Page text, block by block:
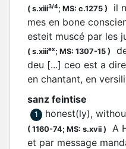
( s.xiii3/4; MS: c.1275 )
il
mes en bone
esteit muscé par les
( s.xiiiex; MS: 1307-15 )
deu [...] ceo est a
en chantant, en
sanz feintise
1 honest(ly),
( 1160-74; MS: s.xvii )
A
et par message